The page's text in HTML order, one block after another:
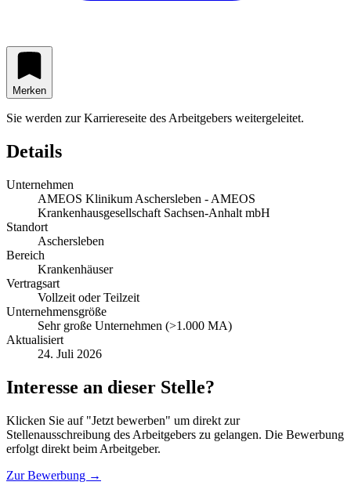
Merken
Sie werden zur Karriereseite des Arbeitgebers weitergeleitet.
Details
Unternehmen
AMEOS Klinikum Aschersleben - AMEOS
Krankenhausgesellschaft Sachsen-Anhalt mbH
Standort
Aschersleben
Bereich
Krankenhäuser
Vertragsart
Vollzeit oder Teilzeit
Unternehmensgröße
Sehr große Unternehmen (>1.000 MA)
Aktualisiert
24. Juli 2026
Interesse an dieser Stelle?
Klicken Sie auf "Jetzt bewerben" um direkt zur
Stellenausschreibung des Arbeitgebers zu gelangen. Die Bewerbung
erfolgt direkt beim Arbeitgeber.
Zur Bewerbung →